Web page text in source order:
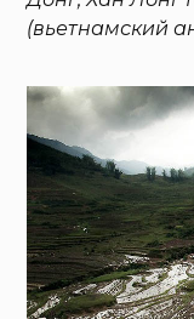
(вьетнамский